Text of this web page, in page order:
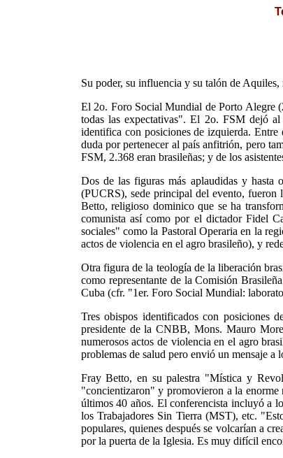
Su poder, su influencia y su talón de
El 2o. Foro Social Mundial de Porto Alegre
todas las expectativas". El 2o. FSM dejó
identifica con posiciones de izquierda. Entre
duda por pertenecer al país anfitrión, pero
FSM, 2.368 eran brasileñas; y de los
Dos de las figuras más aplaudidas y hasta
(PUCRS), sede principal del evento,
Betto, religioso dominico que se ha
comunista así como por el dictador Fidel
sociales" como la Pastoral Operaria en la
actos de violencia en el agro brasileño), y
Otra figura de la teología de la liberación
como representante de la Comisión
Cuba (cfr. "1er. Foro Social Mundial:
Tres obispos identificados con posiciones
presidente de la CNBB, Mons. Mauro
numerosos actos de violencia en el agro
problemas de salud pero envió un mensaje a
Fray Betto, en su palestra "Mística y
"concientizaron" y promovieron a la
últimos 40 años. El conferencista incluyó a
los Trabajadores Sin Tierra (MST), etc.
populares, quienes después se volcarían a
por la puerta de la Iglesia. Es muy difícil